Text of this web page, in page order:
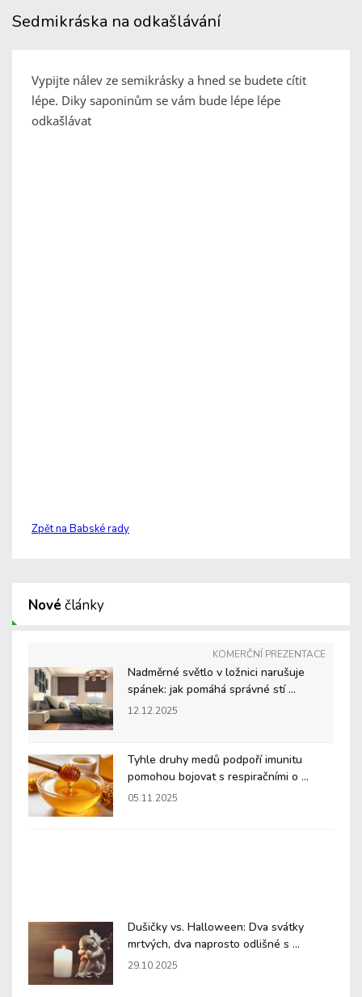
Sedmikráska na odkašlávání
Vypijte nálev ze semikrásky a hned se budete cítit
lépe. Diky saponinům se vám bude lépe lépe
odkašlávat
Zpět na Babské rady
Nové články
KOMERČNÍ PREZENTACE
Nadměrné světlo v ložnici narušuje
spánek: jak pomáhá správné stí ...
12.12.2025
Tyhle druhy medů podpoří imunitu
pomohou bojovat s respiračními o ...
05.11.2025
Dušičky vs. Halloween: Dva svátky
mrtvých, dva naprosto odlišné s ...
29.10.2025